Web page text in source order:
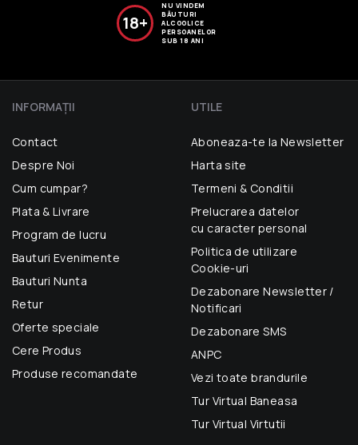
18+
NU VINDEM
BĂUTURI
ALCOOLICE
PERSOANELOR
SUB 18 ANI
INFORMAŢII
Contact
Despre Noi
Cum cumpar?
Plata & Livrare
Program de lucru
Bauturi Evenimente
Bauturi Nunta
Retur
Oferte speciale
Cere Produs
Produse recomandate
UTILE
Aboneaza-te la Newsletter
Harta site
Termeni & Conditii
Prelucrarea datelor
cu caracter personal
Politica de utilizare
Cookie-uri
Dezabonare Newsletter /
Notificari
Dezabonare SMS
ANPC
Vezi toate brandurile
Tur Virtual Baneasa
Tur Virtual Virtutii